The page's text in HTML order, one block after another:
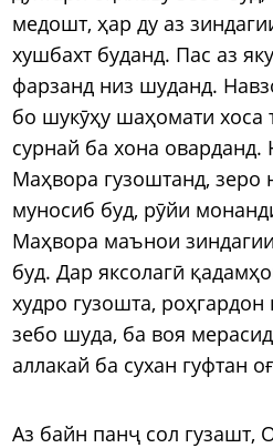
медошт, ҳар ду аз
хушбахт буданд. Пас аз
фарзанд низ шуданд.
бо шукӯҳу шаҳомати хоса
сурнай ба хона
Маҳвора гузоштанд,
муносиб буд, рӯйи
Маҳвора маънои
буд. Дар яксолагӣ
худро гузошта, роҳгардон
зебо шуда, ба воя
аллакай ба сухан гуфтан
Аз байн панҷ сол гузашт,